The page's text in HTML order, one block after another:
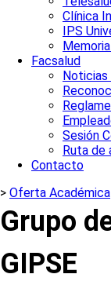
Clínica
IPS
Facsalud
Noticias
Sesión
Ruta de
Contacto
> Oferta Académica
Grupo
GIPSE